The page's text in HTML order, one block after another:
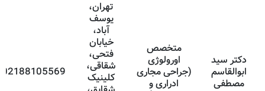
دکتر سید
ابوالقاسم
مصطفی
متخصص
اورولوژی
(جراحی مجاری
ادراری و
تهران،
یوسف
آباد،
خیابان
فتحی،
شقاقی،
کلینیک
02188105569